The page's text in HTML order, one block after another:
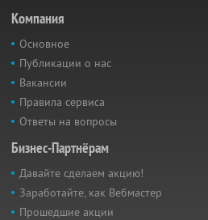
Компания
Основное
Публикации о нас
Вакансии
Правила сервиса
Ответы на вопросы
Бизнес-Партнёрам
Давайте сделаем акцию!
Заработайте, как Вебмастер
Прошедшие акции